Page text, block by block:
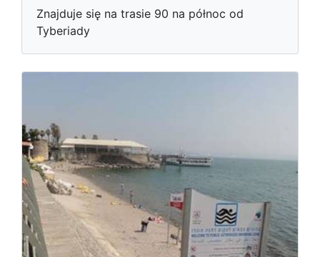
Znajduje się na trasie 90 na północ od
Tyberiady